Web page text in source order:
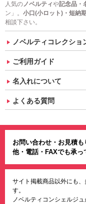
人気のノベルティや記念品・
ン」。 小口(小ロット)・短納期
相談下さい。
ノベルティコレクショ
ご利用ガイド
名入れについて
よくある質問
お問い合わせ・お見積
他・電話・FAXでも承っ
サイト掲載商品以外にも
す。
ノベルティコンシェルジ